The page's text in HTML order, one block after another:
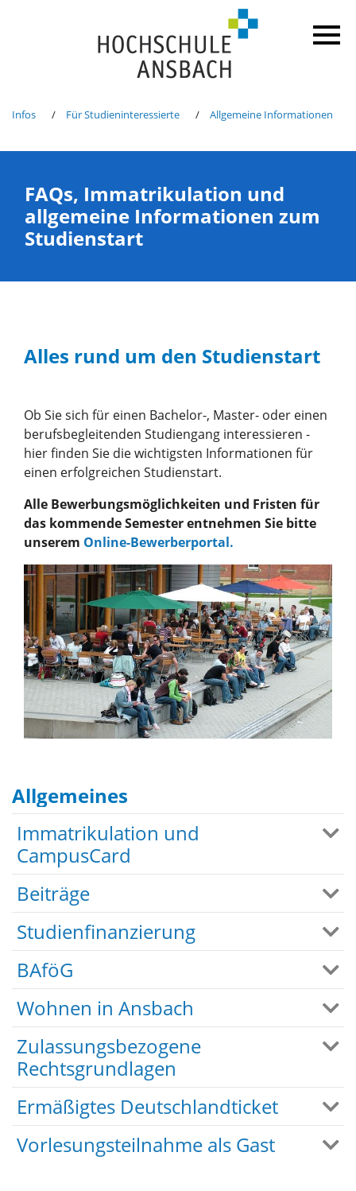
Infos Für Studieninteressierte Allgemeine Informationen
FAQs, Immatrikulation und
allgemeine Informationen zum
Studienstart
Alles rund um den Studienstart
Ob Sie sich für einen Bachelor-, Master- oder einen
berufsbegleitenden Studiengang interessieren -
hier finden Sie die wichtigsten Informationen für
einen erfolgreichen Studienstart.
Alle Bewerbungsmöglichkeiten und Fristen für
das kommende Semester entnehmen Sie bitte
unserem Online-Bewerberportal.
Allgemeines
Immatrikulation und
CampusCard
Beiträge
Studienfinanzierung
BAföG
Wohnen in Ansbach
Zulassungsbezogene
Rechtsgrundlagen
Ermäßigtes Deutschlandticket
Vorlesungsteilnahme als Gast